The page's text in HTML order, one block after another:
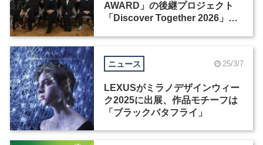
AWARD」の後継プロジェクト
「Discover Together 2026」を
ニュース 25/3/7
LEXUSがミラノデザインウィー
ク2025に出展、作品モチーフは
「ブラックバタフライ」